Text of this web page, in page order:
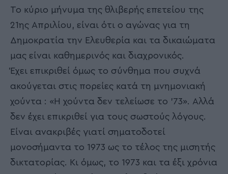
Το κύριο μήνυμα της θλιβερής επετείου της
21ης Απριλίου, είναι ότι ο αγώνας για τη
Δημοκρατία την Ελευθερία και τα δικαιώματα
μας είναι καθημερινός και διαχρονικός.
Έχει επικριθεί όμως το σύνθημα που συχνά
ακούγεται στις πορείες κατά τη μνημονιακή
χούντα : «Η χούντα δεν τελείωσε το ’73». Αλλά
δεν έχει επικριθεί για τους σωστούς λόγους.
Είναι ανακριβές γιατί σηματοδοτεί
μονοσήμαντα το 1973 ως το τέλος της μισητής
δικτατορίας. Κι όμως, το 1973 και τα έξι χρόνια